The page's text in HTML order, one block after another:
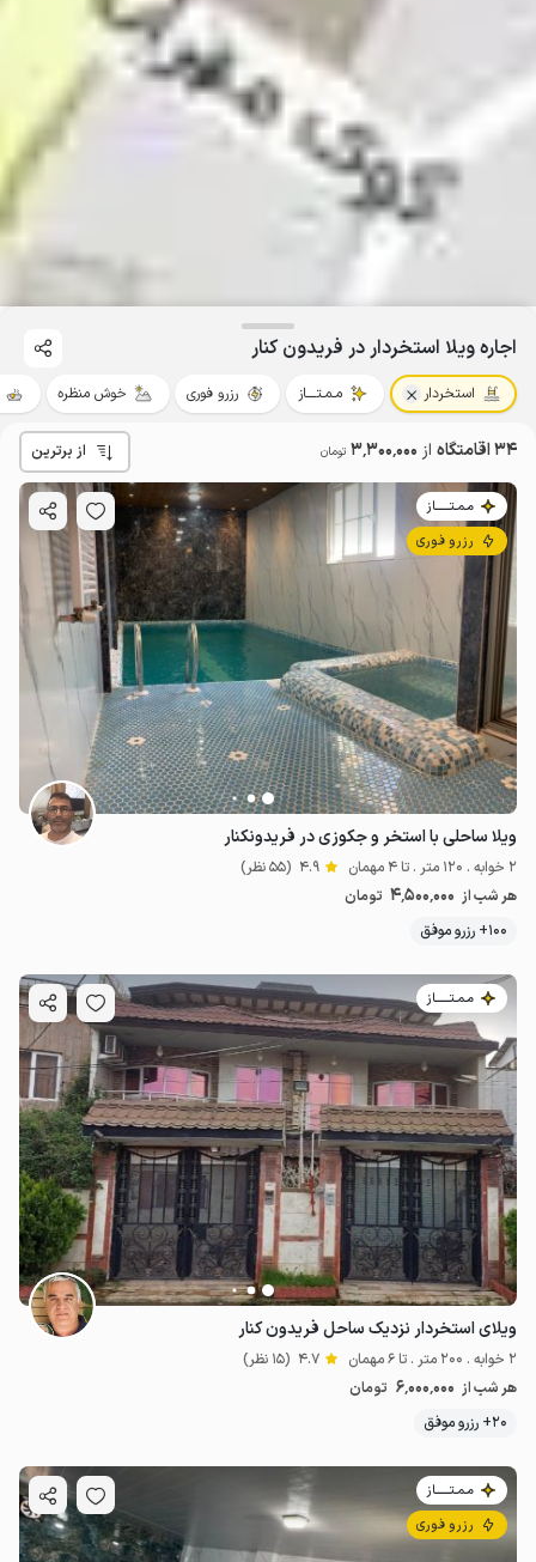
اجاره ویلا استخردار در فریدون کنار
استخردار مـمـتــــاز رزرو فوری خوش منظره
34 اقامتگاه از 3٬300٬000 تومان از برترین
مـمـتــــــاز
رزرو فوری
ویلا ساحلی با استخر و جکوزی در فریدونکنار
2 خوابه . 120 متر . تا 4 مهمان 4.9 (55 نظر)
هر شب از 4٬500٬000 تومان
100+ رزرو موفق
مـمـتــــــاز
ویلای استخردار نزدیک ساحل فریدون کنار
2 خوابه . 200 متر . تا 6 مهمان 4.7 (15 نظر)
هر شب از 6٬000٬000 تومان
20+ رزرو موفق
مـمـتــــــاز
رزرو فوری